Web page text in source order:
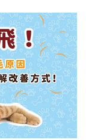
開始幼犬訓練時，
慣養成，每個階段
，把握幼犬成長敏
，即使是第一次養
好夥伴！建立信任
任。剛到新家的幼
重要。用溫柔的聲
如廁時間，讓幼犬
或黑色糞便） 👉
道貓咪拉肚子的真
嚴重性，決定是否
🐾 貓咪拉肚子怎麼
咪拉肚子的因素與
東西、寄生蟲、其
醫生？當貓咪拉肚
判斷原因，並決定
觀察糞便的狀態：